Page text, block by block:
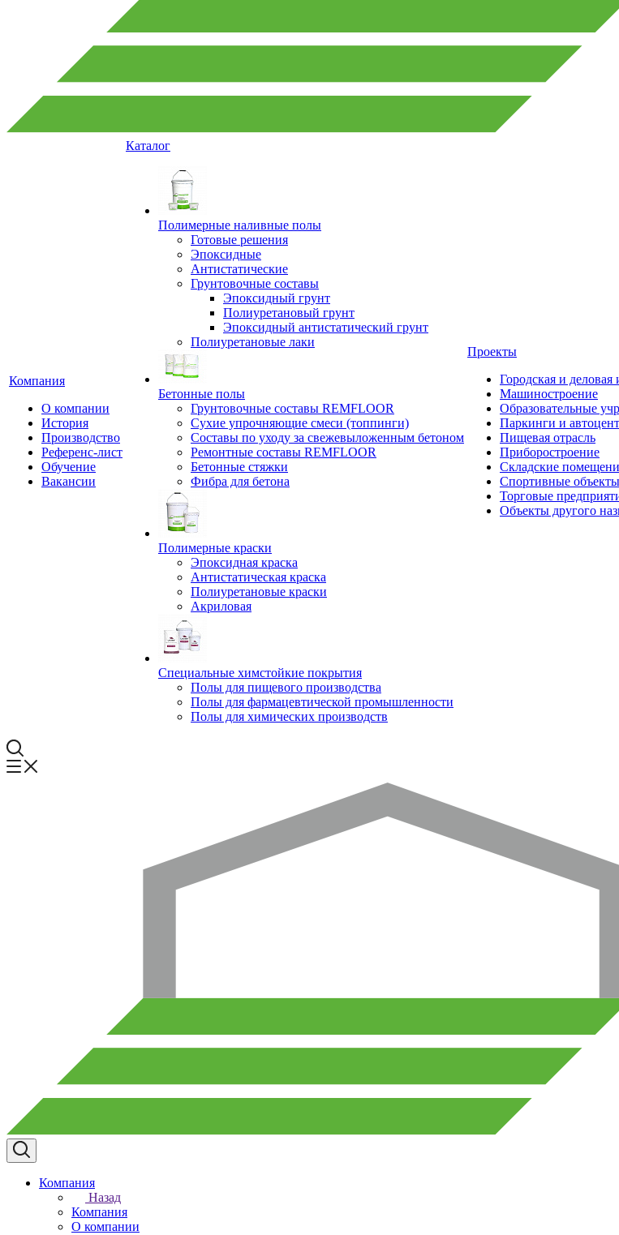
Компания
О компании
История
Производство
Референс-лист
Обучение
Вакансии
Каталог
Полимерные наливные полы
Готовые решения
Эпоксидные
Антистатические
Грунтовочные составы
Эпоксидный грунт
Полиуретановый грунт
Эпоксидный антистатический грунт
Полиуретановые лаки
Бетонные полы
Грунтовочные составы REMFLOOR
Сухие упрочняющие смеси (топпинги)
Составы по уходу за свежевыложенным бетоном
Ремонтные составы REMFLOOR
Бетонные стяжки
Фибра для бетона
Полимерные краски
Эпоксидная краска
Антистатическая краска
Полиуретановые краски
Акриловая
Специальные химстойкие покрытия
Полы для пищевого производства
Полы для фармацевтической промышленности
Полы для химических производств
Проекты
Городская и деловая
Машиностроение
Образовательные
Паркинги и
Пищевая отрасль
Приборостроение
Складские
Спортивные объекты
Торговые
Объекты другого
Компания
Назад
Компания
О компании